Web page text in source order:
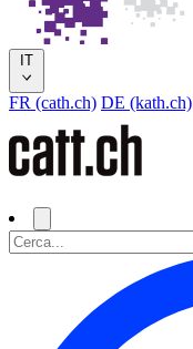
IT
FR (cath.ch) DE (kath.ch)